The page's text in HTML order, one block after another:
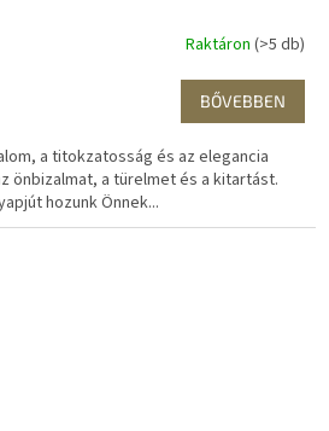
Raktáron (>5 db)
BŐVEBBEN
a titokzatosság és az elegancia
önbizalmat, a türelmet és a kitartást.
hozunk Önnek...